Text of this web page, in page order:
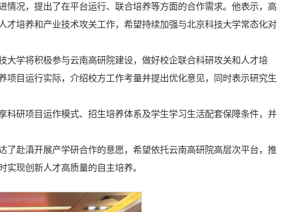
况，提出了在平台运行、联合培养等方面的合作需求。他表示，高
培养和产业技术攻关工作，希望持续加强与北京科技大学常态化对
学将积极参与云南高研院建设，做好校企联合科研攻关和人才培
目运行实际，介绍校方工作考量并提出优化意见，同时表示研究生
研项目运作模式、招生培养体系及学生学习生活配套保障条件，并
赴滇开展产学研合作的意愿，希望依托云南高研院高层次平台，推
现创新人才高质量的自主培养。